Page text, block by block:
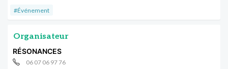
#Événement
Organisateur
RÉSONANCES
06 07 06 97 76